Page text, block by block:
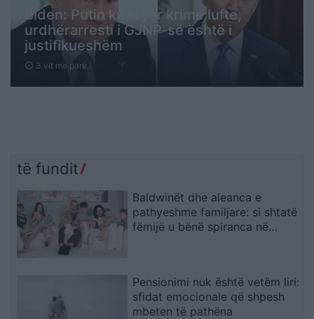
Biden: Putin ka kryer krime lufte,
urdhërarresti i GJNP-së është i
justifikueshëm
schedule 3 vit me parë
të fundit
Baldwinët dhe aleanca e
pathyeshme familjare: si shtatë
fëmijë u bënë spiranca në
Pensionimi nuk është vetëm liri:
sfidat emocionale që shpesh
mbeten të pathëna